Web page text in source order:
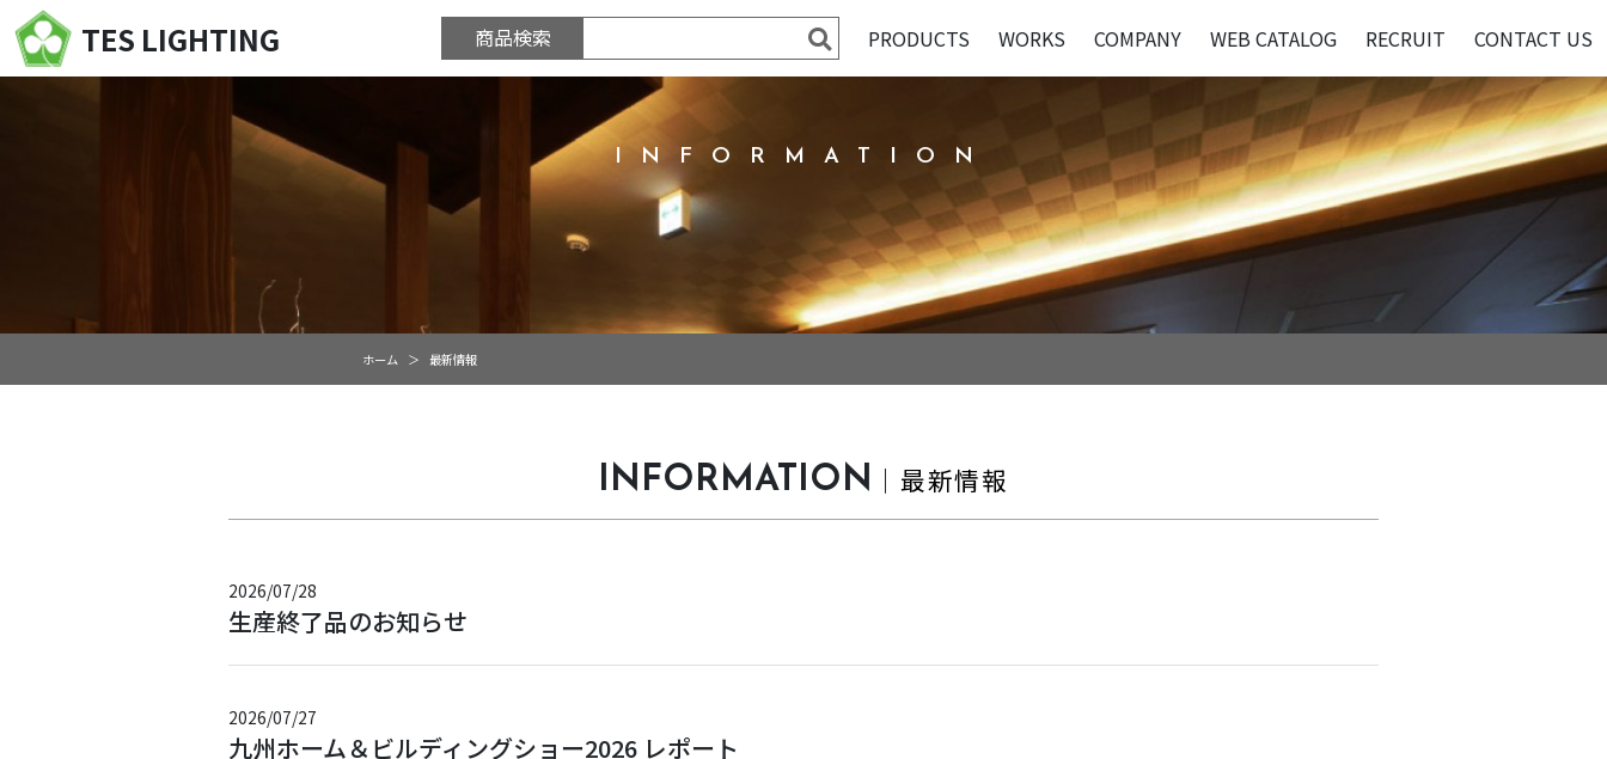
TES LIGHTING 商品検索 PRODUCTS WORKS COMPANY WEB CATALOG RECRUIT CONTACT US
INFORMATION
ホーム 最新情報
INFORMATION ｜最新情報
2026/07/28
生産終了品のお知らせ
2026/07/27
九州ホーム＆ビルディングショー2026 レポート